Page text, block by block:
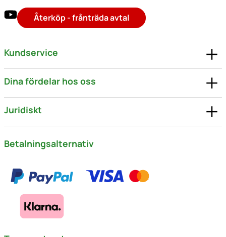
Återköp - frånträda avtal
Kundservice
Dina fördelar hos oss
Juridiskt
Betalningsalternativ